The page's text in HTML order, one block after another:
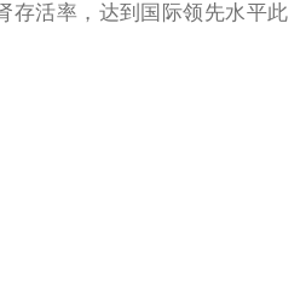
存活率，达到国际领先水平此